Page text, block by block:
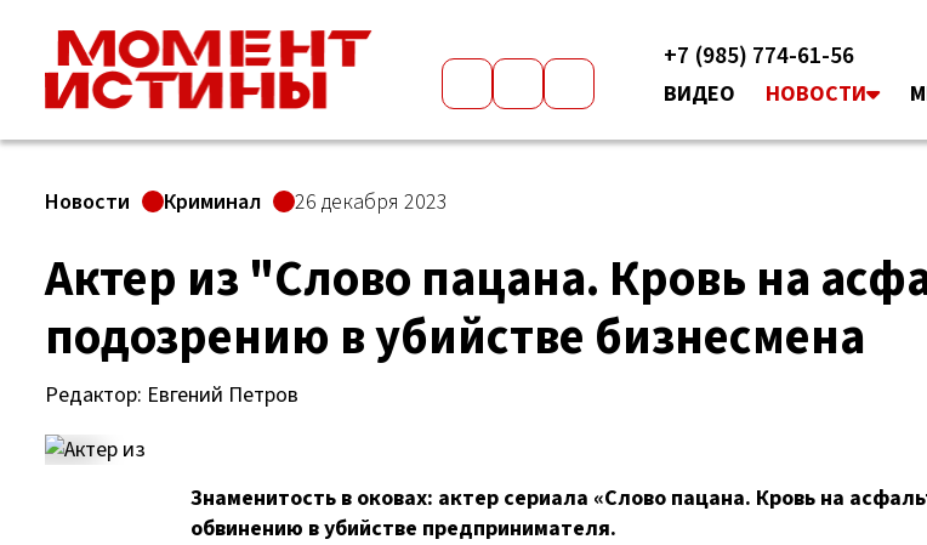
+7 (985) 774-61-56
ВИДЕО
НОВОСТИ
Новости Криминал 26 декабря 2023
Актер из "Слово пацана. Кровь на
подозрению в убийстве бизнесмена
Редактор: Евгений Петров
Знаменитость в оковах: актер сериала «Слово пацана. Кровь на
обвинению в убийстве предпринимателя.